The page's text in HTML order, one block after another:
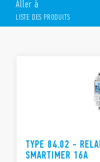
technologie NFC ou
Grand écran rétroéclairé
Multifonction (30
Le SMARTimer à
Aller à
LISTE DES PRODUITS
TYPE 84.02 -
SMARTIMER 16A